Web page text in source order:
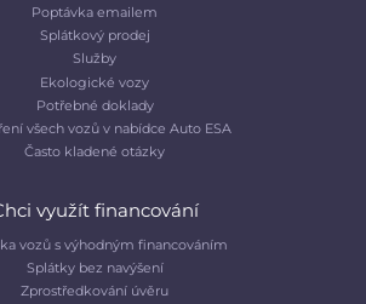
Poptávka emailem
Splátkový prodej
Služby
Ekologické vozy
Potřebné doklady
všech vozů v nabídce Auto ESA
Často kladené otázky
využít financování
vozů s výhodným financováním
Splátky bez navýšení
Zprostředkování úvěru